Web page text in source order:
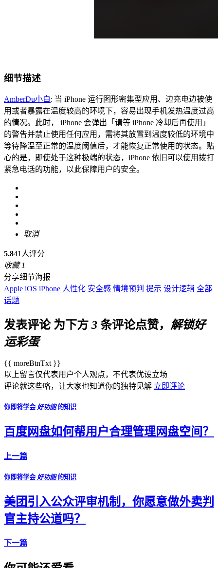
细节描述
AmberDu小白 : 当 iPhone 运行图形密集型应用、边充电边被使
用或者暴露在温度较高的环境下，容易出现手机发热温度过高
的情况。此时， iPhone 会弹出「请等 iPhone 冷却后再使用」
的警告并禁止使用任何应用，需将其放置到温度较低的环境中
等待降温至正常的温度阈值后，才能恢复正常使用的状态。贴
心的是，即使处于这种极端的状态，iPhone 依旧可以使用拨打
紧急电话的功能，以此保障用户的安全。
取消
5.841人评分
收藏 1
分享细节海报
Apple iOS iPhone 人性化 安全感 情境预判 提示 设计逻辑 全部
话题
发表评论 为下方 3 条评论点赞， 解锁好
运彩蛋
{{ moreBtnTxt }}
以上留言仅代表用户个人观点，不代表优设立场
评论就这些咯，让大家也知道你的独特见解 立即评论
你即将学会好功能的知识
百度网盘如何帮用户合理管理网盘空间？
上一篇
你即将学会 好功能的知识
美团引入公众评审机制，你愿意做外卖判
官主持公道吗？
下一篇